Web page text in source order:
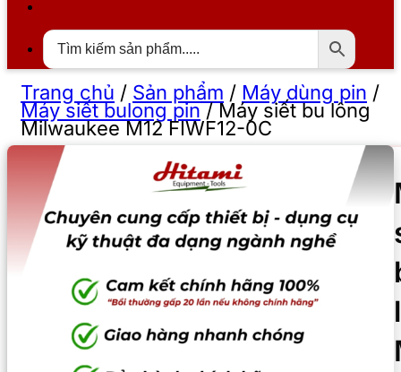
Trang chủ / Sản phẩm / Máy dùng pin /
Máy siết bulong pin/Máy siết bu lông
Milwaukee M12 FIWF12-0C